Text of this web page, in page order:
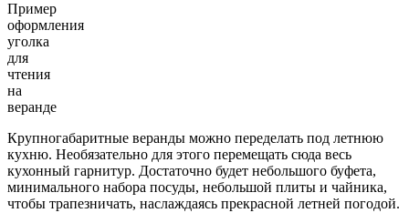
Пример
оформления
уголка
для
чтения
на
веранде
Крупногабаритные веранды можно переделать под летнюю
кухню. Необязательно для этого перемещать сюда весь
кухонный гарнитур. Достаточно будет небольшого буфета,
минимального набора посуды, небольшой плиты и чайника,
чтобы трапезничать, наслаждаясь прекрасной летней погодой.